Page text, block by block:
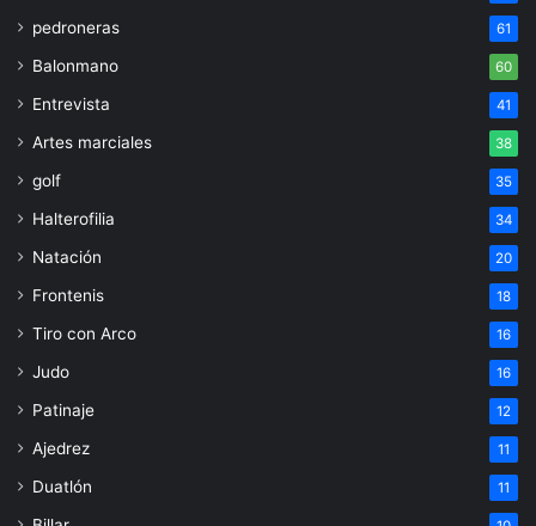
pedroneras 61
Balonmano 60
Entrevista 41
Artes marciales 38
golf 35
Halterofilia 34
Natación 20
Frontenis 18
Tiro con Arco 16
Judo 16
Patinaje 12
Ajedrez 11
Duatlón 11